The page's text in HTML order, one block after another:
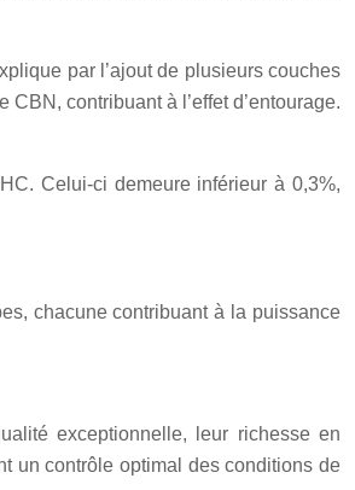
par l’ajout de plusieurs couches
contribuant à l’effet d’entourage.
Celui-ci demeure inférieur à 0,3%,
chacune contribuant à la puissance
exceptionnelle, leur richesse en
un contrôle optimal des conditions de